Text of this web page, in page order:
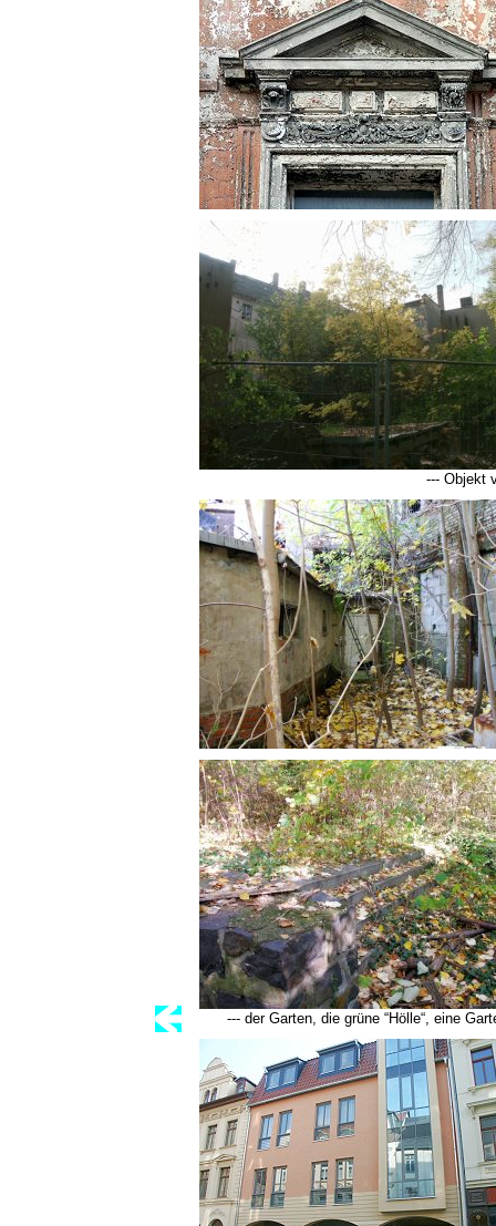
--- Objekt
--- der Garten, die grüne “Hölle“, eine